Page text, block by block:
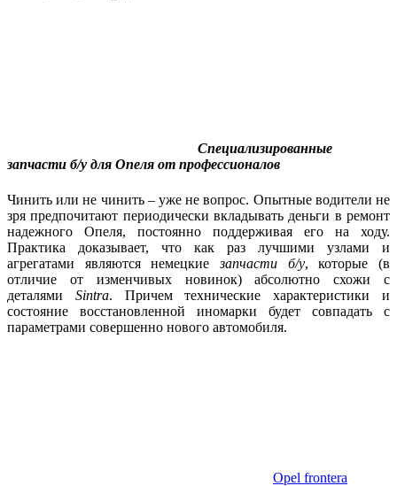
Специализированные
запчасти б/у для Опеля от профессионалов
Чинить или не чинить – уже не вопрос. Опытные водители не
зря предпочитают периодически вкладывать деньги в ремонт
надежного Опеля, постоянно поддерживая его на ходу.
Практика доказывает, что как раз лучшими узлами и
агрегатами являются немецкиезапчасти б/у, которые (в
отличие от изменчивых новинок) абсолютно схожи с
деталями Sintra. Причем технические характеристики и
состояние восстановленной иномарки будет совпадать с
параметрами совершенно нового автомобиля.
Opel frontera